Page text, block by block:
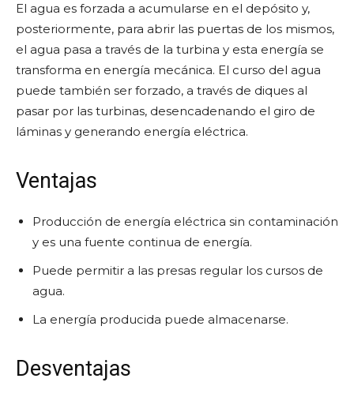
El agua es forzada a acumularse en el depósito y,
posteriormente, para abrir las puertas de los mismos,
el agua pasa a través de la turbina y esta energía se
transforma en energía mecánica. El curso del agua
puede también ser forzado, a través de diques al
pasar por las turbinas, desencadenando el giro de
láminas y generando energía eléctrica.
Ventajas
Producción de energía eléctrica sin contaminación
y es una fuente continua de energía.
Puede permitir a las presas regular los cursos de
agua.
La energía producida puede almacenarse.
Desventajas